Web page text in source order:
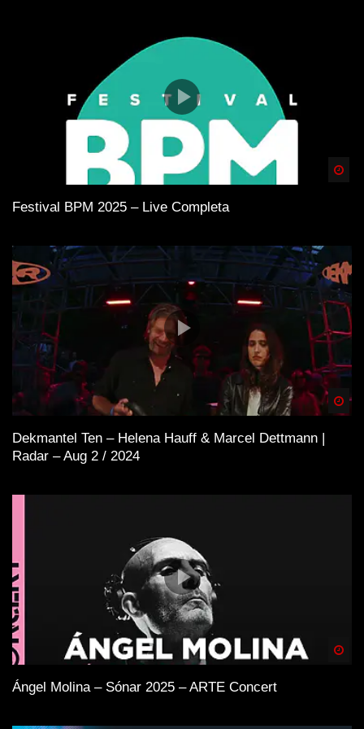
Festival BPM 2025 – Live Completa
Dekmantel Ten – Helena Hauff & Marcel Dettmann |
Radar – Aug 2 / 2024
Ángel Molina – Sónar 2025 – ARTE Concert